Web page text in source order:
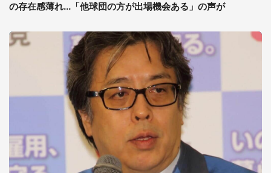
の存在感薄れ...「他球団の方が出場機会ある」の声が